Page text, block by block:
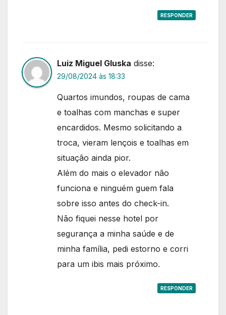
RESPONDER
Luiz Miguel Gluska disse:
29/08/2024 às 18:33
Quartos imundos, roupas de cama
e toalhas com manchas e super
encardidos. Mesmo solicitando a
troca, vieram lençois e toalhas em
situação ainda pior.
Além do mais o elevador não
funciona e ninguém guem fala
sobre isso antes do check-in.
Não fiquei nesse hotel por
segurança a minha saúde e de
minha família, pedi estorno e corri
para um ibis mais próximo.
RESPONDER